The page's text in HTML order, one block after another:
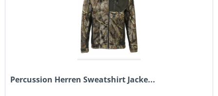
Percussion Herren Sweatshirt Jacke...